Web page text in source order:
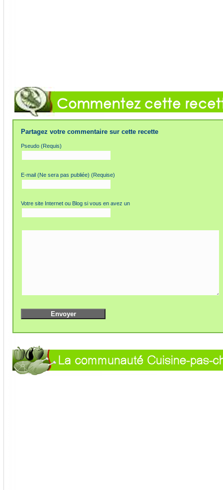
Partagez votre commentaire sur cette recette
Pseudo (Requis)
E-mail (Ne sera pas publiée) (Requise)
Votre site Internet ou Blog si vous en avez un